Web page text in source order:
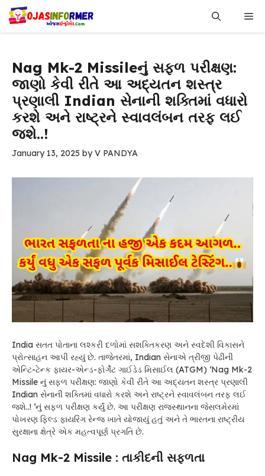
Skip
content
Nag Mk-2 Missileનું સફળ પરીક્ષણ:
જાણો કેવી રીતે આ અદ્યતન શસ્ત્ર
પ્રણાલી Indian સેનાની શક્તિમાં વધારો
કરશે અને રાષ્ટ્રને સ્વાવલંબન તરફ લઈ
જશે..!
January 13, 2025 byV PANDYA
India સતત પોતાના લશ્કરી દળોમાં સશક્તિકરણ અને સ્વદેશી વિકાસને
પ્રોત્સાહન આપી રહ્યું છે. તાજેતરમાં, Indian સેનાએ ત્રીજી પેઢીની
એન્ટિ-ટેન્ક ફાયર-એન્ડ-ફોર્ગેટ ગાઈડેડ મિસાઈલ (ATGM) ‘Nag Mk-2
Missile નું સફળ પરીક્ષણ: જાણો કેવી રીતે આ અદ્યતન શસ્ત્ર પ્રણાલી
Indian સેનાની શક્તિમાં વધારો કરશે અને રાષ્ટ્રને સ્વાવલંબન તરફ લઈ
જશે..! ‘નું સફળ પરીક્ષણ કર્યું છે. આ પરીક્ષણ રાજસ્થાનના જેસલમેરમાં
પોખરણ ફિલ્ડ ફાયરિંગ રેન્જ ખાતે યોજાયું હતું અને તે ભારતના રાષ્ટ્રીય
સુરક્ષાના ક્ષેત્રે એક મહત્વપૂર્ણ પ્રગતિ છે.
Nag Mk-2 Missile : તાકીદની સફળતા